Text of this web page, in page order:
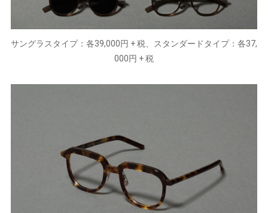
サングラスタイプ：各39,000円 + 税、スタンダードタイプ：各37,
000円 + 税